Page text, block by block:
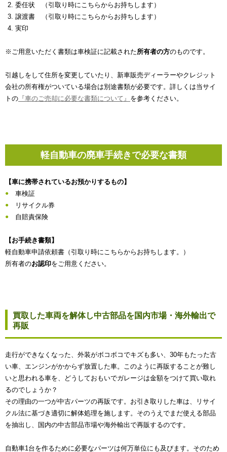
委任状 （引取り時にこちらからお持ちします）
譲渡書 （引取り時にこちらからお持ちします）
実印
※ご用意いただく書類は車検証に記載された所有者の方のものです。
引越しをして住所を変更していたり、新車販売ディーラーやクレジット
会社の所有権がついている場合は別途書類が必要です。詳しくは当サイ
トの 『車のご売却に必要な書類について』 を参考ください。
軽自動車の廃車手続きで必要な書類
【車に携帯されているお預かりするもの】
車検証
リサイクル券
自賠責保険
【お手続き書類】
軽自動車申請依頼書（引取り時にこちらからお持ちします。）
所有者のお認印をご用意ください。
買取した車両を解体し中古部品を国内市場・海外輸出で
再販
走行ができなくなった、外装がボコボコでキズも多い、30年もたった古
い車、エンジンがかからず放置した車。このように再販することが難し
いと思われる車を、どうしておもいでガレージは金額をつけて買い取れ
るのでしょうか？
その理由の一つが中古パーツの再販です。お引き取りした車は、リサイ
クル法に基づき適切に解体処理を施します。そのうえでまだ使える部品
を抽出し、国内の中古部品市場や海外輸出で再販するのです。
自動車1台を作るために必要なパーツは何万単位にも及びます。そのため